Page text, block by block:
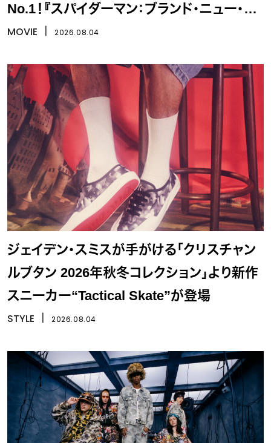
No.1！『スパイダーマン：ブランド・ニュー・デ
イ』
MOVIE 2026.08.04
ジェイデン・スミスが手がける「クリスチャン
ルブタン 2026年秋冬コレクション」より新作
スニーカー“Tactical Skate”が登場
STYLE 2026.08.04